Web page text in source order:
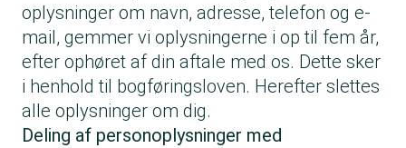
oplysninger om navn, adresse, telefon og e-
mail, gemmer vi oplysningerne i op til fem år,
efter ophøret af din aftale med os. Dette sker
i henhold til bogføringsloven. Herefter slettes
alle oplysninger om dig.
Deling af personoplysninger med